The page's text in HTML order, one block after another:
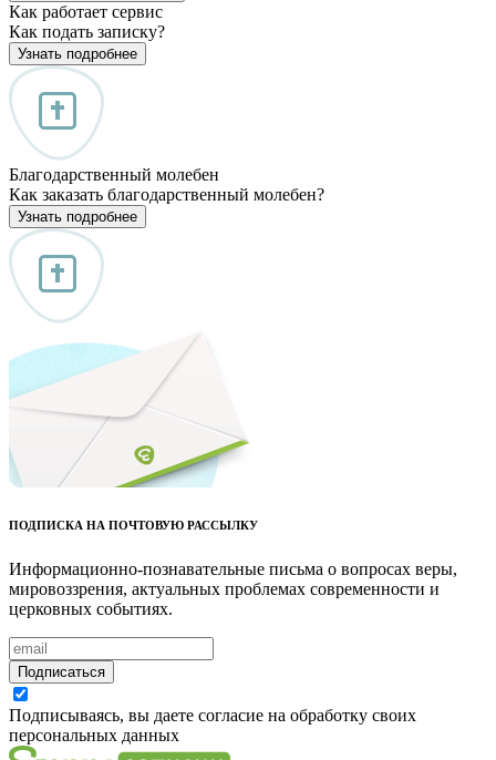
Как работает сервис
Как подать записку?
Узнать подробнее
Благодарственный молебен
Как заказать благодарственный молебен?
Узнать подробнее
ПОДПИСКА НА ПОЧТОВУЮ РАССЫЛКУ
Информационно-познавательные письма о вопросах веры,
мировоззрения, актуальных проблемах современности и
церковных событиях.
Подписаться
Подписываясь, вы даете согласие на обработку своих
персональных данных